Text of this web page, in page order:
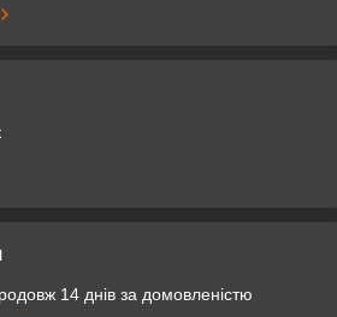
14 днів за домовленістю